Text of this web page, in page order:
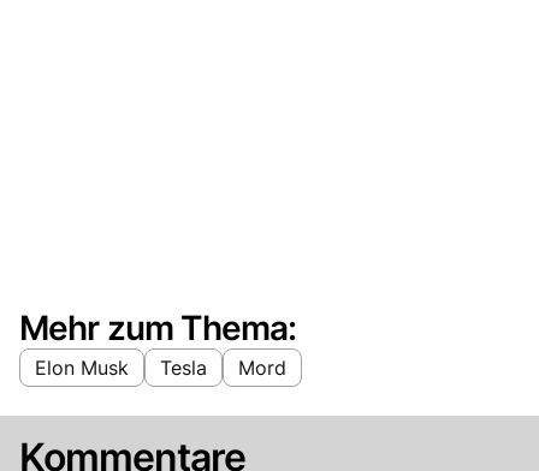
Mehr zum Thema:
Elon Musk Tesla Mord
Kommentare